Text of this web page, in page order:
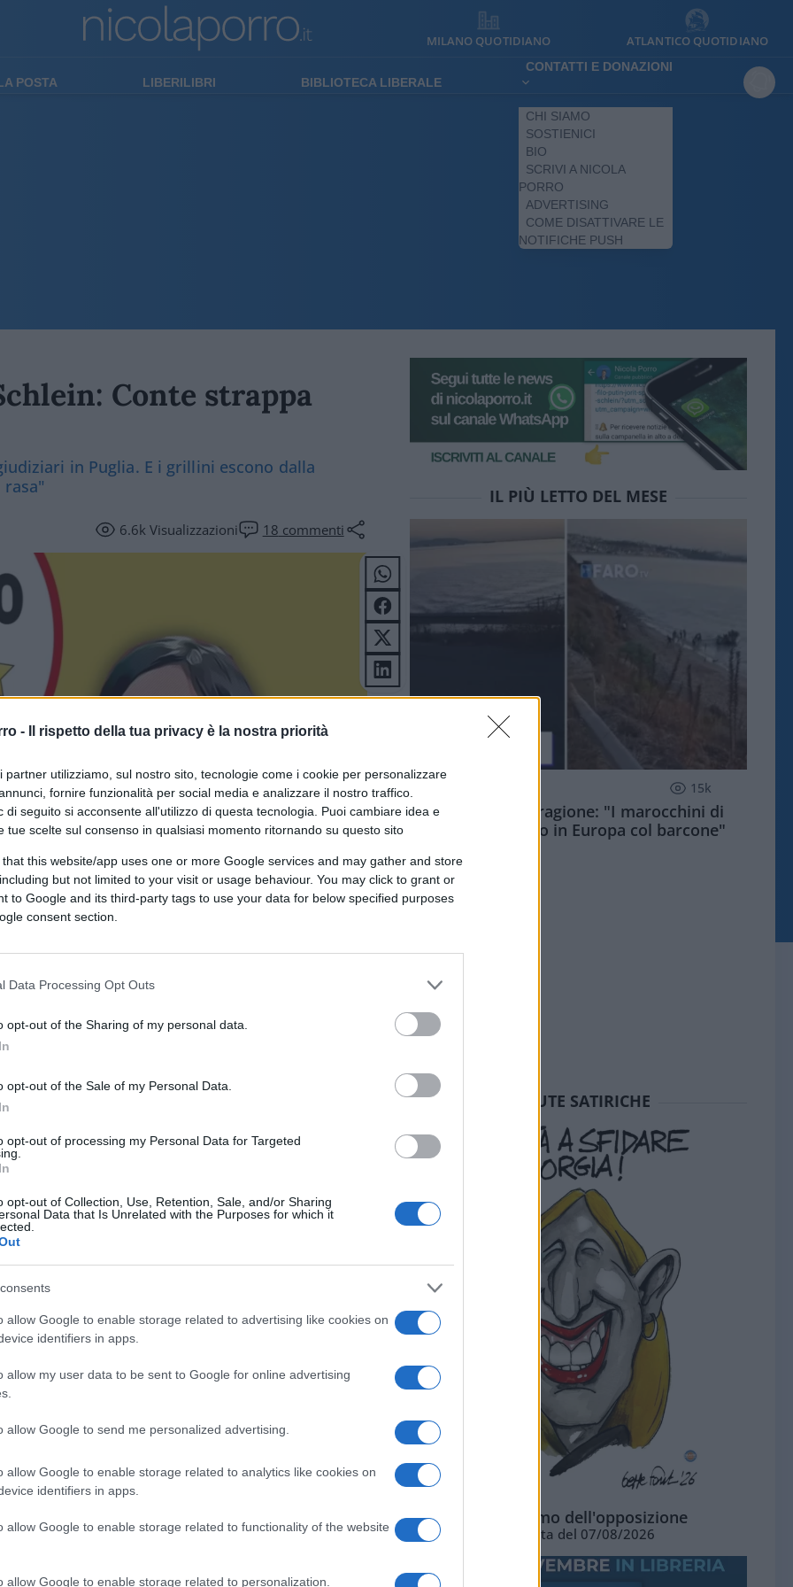
- Il rispetto della tua privacy è la nostra priorità
partner utilizziamo, sul nostro sito, tecnologie come i cookie per personalizzare
fornire funzionalità per social media e analizzare il nostro traffico.
di seguito si acconsente all'utilizzo di questa tecnologia. Puoi cambiare idea e
tue scelte sul consenso in qualsiasi momento ritornando su questo sito
that this website/app uses one or more Google services and may gather and store
but not limited to your visit or usage behaviour. You may click to grant or
to Google and its third-party tags to use your data for below specified purposes
consent section.
Data Processing Opt Outs
opt-out of the Sharing of my personal data.
opt-out of the Sale of my Personal Data.
opt-out of processing my Personal Data for Targeted
opt-out of Collection, Use, Retention, Sale, and/or Sharing
Data that Is Unrelated with the Purposes for which it
allow Google to enable storage related to advertising like cookies on
identifiers in apps.
allow my user data to be sent to Google for online advertising
allow Google to send me personalized advertising.
allow Google to enable storage related to analytics like cookies on
identifiers in apps.
allow Google to enable storage related to functionality of the website
allow Google to enable storage related to personalization.
MILANO QUOTIDIANO ATLANTICO QUOTIDIANO
POSTA LIBERILIBRI BIBLIOTECA LIBERALE
CONTATTI E DONAZIONI
CHI SIAMO
SOSTIENICI
BIO
SCRIVI A NICOLA
PORRO
ADVERTISING
COME DISATTIVARE LE
NOTIFICHE PUSH
Conte strappa
in Puglia. E i grillini escono dalla
6.6kVisualizzazioni 18 commenti
il sistema pugliese del Pd dopo gli
risolta da Giuseppe Conte. Il M5S ha
e di ritirare l’assessora
tra Giuseppi eElly Schleinera stato
e i grillini hanno deciso di rosicchiare tutti
il segretario non mangerà il panettone. E
che il Comune guidato dal Pd venisse
fianco di Antonio Decaro
“alleato” che del giustizialismo
Poi è scoppiato il bubbone dei
sera l’arresto ai domiciliari di
Alfonso
del suo ruolo”. Anche qui:
si parla di pentastellati sono dettagli
IL PIÙ LETTO DEL MESE
15k
Meloni aveva ragione: "I marocchini di
Ceuta sbarcano in Europa col barcone"
SEDUTE SATIRICHE
L'ottimismo dell'opposizione
Vignetta del 07/08/2026